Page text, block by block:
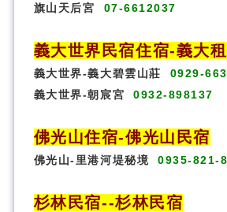
旗山天后宮
07-6612037
義大世界民宿住宿-義大
義大世界-義大碧雲山莊
0929-
義大世界-朝宸宮
0932-898137
佛光山住宿-佛光山民宿
佛光山-里港河堤秘境 0935-821-
杉林民宿--杉林民宿